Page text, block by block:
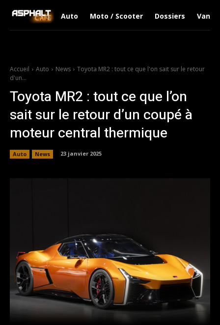
Auto Moto / Scooter Dossiers Van
Accueil Auto News
Toyota MR2 : tout ce que l'on sait sur le retour
d'un...
Toyota MR2 : tout ce que l’on
sait sur le retour d’un coupé à
moteur central thermique
Auto News 23 janvier 2025
Twitter